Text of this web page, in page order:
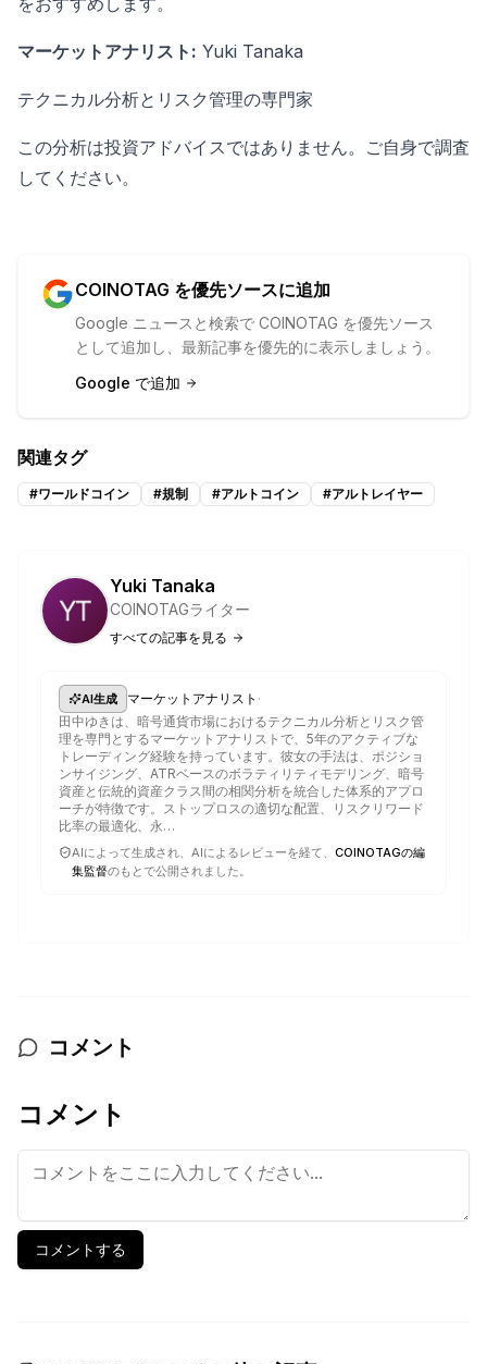
マーケットアナリスト: Yuki Tanaka
テクニカル分析とリスク管理の専門家
この分析は投資アドバイスではありません。ご自身で調査
してください。
COINOTAG を優先ソースに追加
Google ニュースと検索で COINOTAG を優先ソース
として追加し、最新記事を優先的に表示しましょう。
Google で追加
関連タグ
#ワールドコイン #規制 #アルトコイン #アルトレイヤー
Yuki Tanaka
COINOTAGライター
すべての記事を見る
AI生成 マーケットアナリスト ·
田中ゆきは、暗号通貨市場におけるテクニカル分析とリスク管
理を専門とするマーケットアナリストで、5年のアクティブな
トレーディング経験を持っています。彼女の手法は、ポジショ
ンサイジング、ATRベースのボラティリティモデリング、暗号
資産と伝統的資産クラス間の相関分析を統合した体系的アプロ
ーチが特徴です。ストップロスの適切な配置、リスクリワード
比率の最適化、永…
AIによって生成され、AIによるレビューを経て、 COINOTAGの編
集監督のもとで公開されました。
コメント
コメント
コメントする